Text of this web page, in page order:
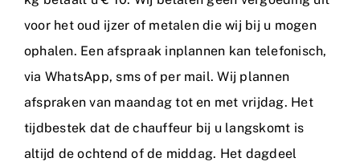
voor het oud ijzer of metalen die wij bij u mogen
ophalen. Een afspraak inplannen kan telefonisch,
via WhatsApp, sms of per mail. Wij plannen
afspraken van maandag tot en met vrijdag. Het
tijdbestek dat de chauffeur bij u langskomt is
altijd de ochtend of de middag. Het dagdeel